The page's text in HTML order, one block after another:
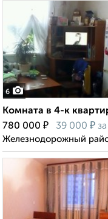
6
Комната в 4-к
780 000 ₽ 39 000 ₽
Железнодорожный